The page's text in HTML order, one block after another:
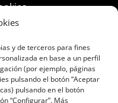
y de terceros para fines
en base a un perfil
(por ejemplo, páginas
pulsando el botón “Aceptar
pulsando en el botón
“Configurar”. Más